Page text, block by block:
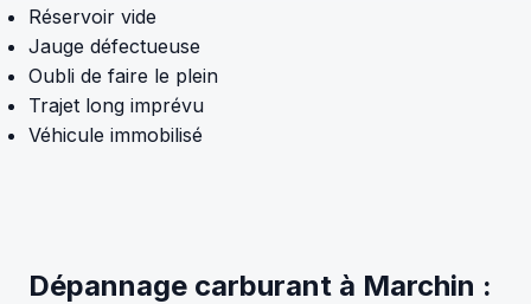
Réservoir vide
Jauge défectueuse
Oubli de faire le plein
Trajet long imprévu
Véhicule immobilisé
Dépannage carburant à Marchin :